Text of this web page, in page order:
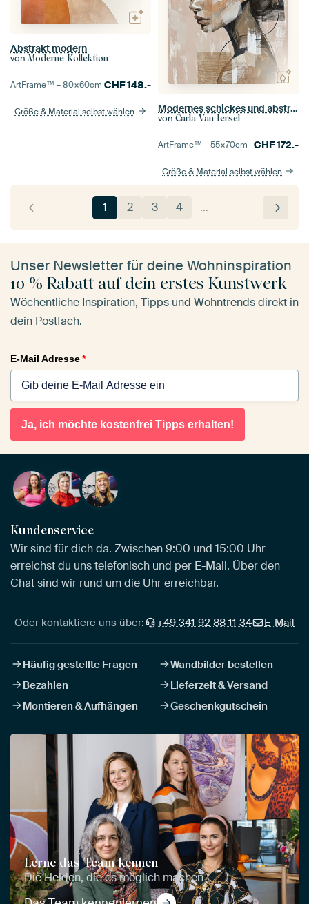
Abstrakt modern
von Moderne Kollektion
ArtFrame™ –80×60cm CHF148.-
Größe & Material selbst wählen Modernes schickes und abstraktes Porträt in Erdtönen
von Carla Van Iersel
ArtFrame™ –55×70cm CHF172.-
Größe & Material selbst wählen
1 2 3 4 …
Unser Newsletter für deine Wohninspiration
10 % Rabatt auf dein erstes Kunstwerk
Wöchentliche Inspiration, Tipps und Wohntrends direkt in
dein Postfach.
E-Mail Adresse*
Ja, ich möchte kostenfrei Tipps erhalten!
Kundenservice
Wir sind für dich da. Zwischen 9:00 und 15:00 Uhr
erreichst du uns telefonisch und per E-Mail. Über den
Chat sind wir rund um die Uhr erreichbar.
Oder kontaktiere uns über: +49 341 92 88 11 34 E-Mail
Häufig gestellte Fragen
Wandbilder bestellen
Bezahlen
Lieferzeit & Versand
Montieren & Aufhängen
Geschenkgutschein
Lerne das Team kennen
Die Helden, die es möglich machen